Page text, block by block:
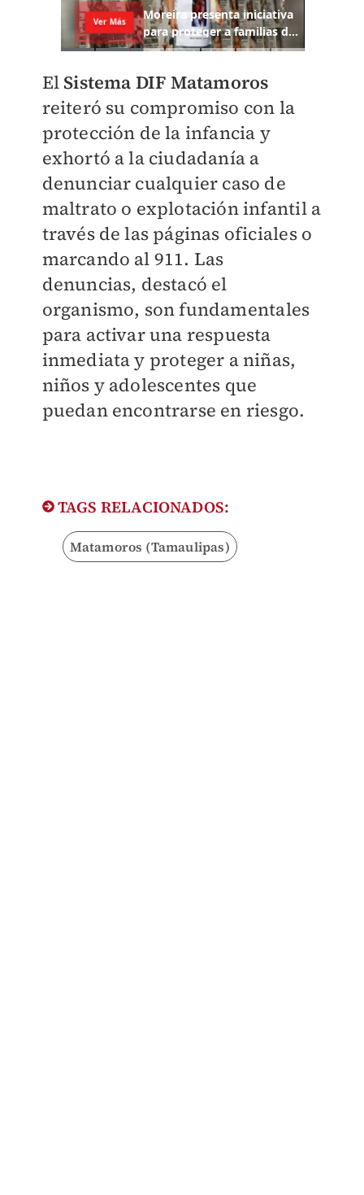
El Sistema DIF Matamoros
reiteró su compromiso con la
protección de la infancia y
exhortó a la ciudadanía a
denunciar cualquier caso de
maltrato o explotación infantil a
través de las páginas oficiales o
marcando al 911. Las
denuncias, destacó el
organismo, son fundamentales
para activar una respuesta
inmediata y proteger a niñas,
niños y adolescentes que
puedan encontrarse en riesgo.
TAGS RELACIONADOS:
Matamoros (Tamaulipas)